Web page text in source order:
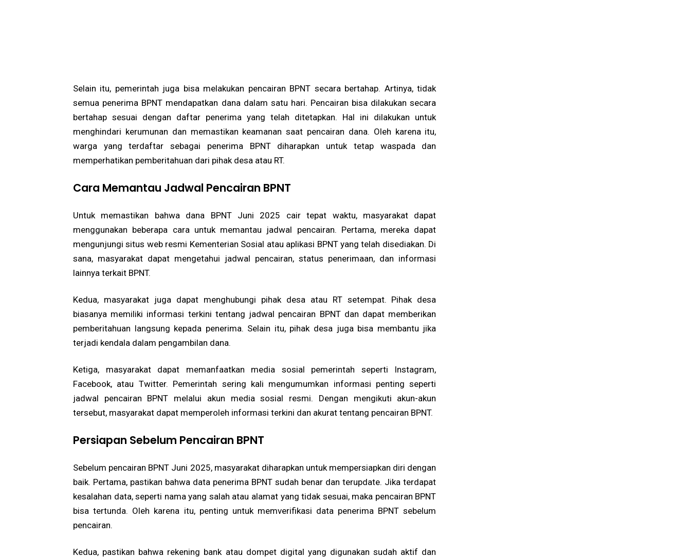
Selain itu, pemerintah juga bisa melakukan pencairan BPNT secara bertahap. Artinya, tidak
semua penerima BPNT mendapatkan dana dalam satu hari. Pencairan bisa dilakukan secara
bertahap sesuai dengan daftar penerima yang telah ditetapkan. Hal ini dilakukan untuk
menghindari kerumunan dan memastikan keamanan saat pencairan dana. Oleh karena itu,
warga yang terdaftar sebagai penerima BPNT diharapkan untuk tetap waspada dan
memperhatikan pemberitahuan dari pihak desa atau RT.
Cara Memantau Jadwal Pencairan BPNT
Untuk memastikan bahwa dana BPNT Juni 2025 cair tepat waktu, masyarakat dapat
menggunakan beberapa cara untuk memantau jadwal pencairan. Pertama, mereka dapat
mengunjungi situs web resmi Kementerian Sosial atau aplikasi BPNT yang telah disediakan. Di
sana, masyarakat dapat mengetahui jadwal pencairan, status penerimaan, dan informasi
lainnya terkait BPNT.
Kedua, masyarakat juga dapat menghubungi pihak desa atau RT setempat. Pihak desa
biasanya memiliki informasi terkini tentang jadwal pencairan BPNT dan dapat memberikan
pemberitahuan langsung kepada penerima. Selain itu, pihak desa juga bisa membantu jika
terjadi kendala dalam pengambilan dana.
Ketiga, masyarakat dapat memanfaatkan media sosial pemerintah seperti Instagram,
Facebook, atau Twitter. Pemerintah sering kali mengumumkan informasi penting seperti
jadwal pencairan BPNT melalui akun media sosial resmi. Dengan mengikuti akun-akun
tersebut, masyarakat dapat memperoleh informasi terkini dan akurat tentang pencairan BPNT.
Persiapan Sebelum Pencairan BPNT
Sebelum pencairan BPNT Juni 2025, masyarakat diharapkan untuk mempersiapkan diri dengan
baik. Pertama, pastikan bahwa data penerima BPNT sudah benar dan terupdate. Jika terdapat
kesalahan data, seperti nama yang salah atau alamat yang tidak sesuai, maka pencairan BPNT
bisa tertunda. Oleh karena itu, penting untuk memverifikasi data penerima BPNT sebelum
pencairan.
Kedua, pastikan bahwa rekening bank atau dompet digital yang digunakan sudah aktif dan